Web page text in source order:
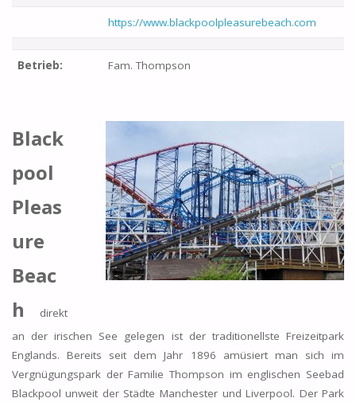
https://www.blackpoolpleasurebeach.com
Betrieb: Fam. Thompson
Black
pool
Pleas
ure
Beac
h
direkt
an der irischen See gelegen ist der traditionellste Freizeitpark
Englands. Bereits seit dem Jahr 1896 amüsiert man sich im
Vergnügungspark der Familie Thompson im englischen Seebad
Blackpool unweit der Städte Manchester und Liverpool. Der Park